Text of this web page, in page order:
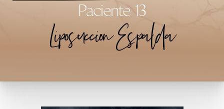
Paciente 13
Liposuccion Espalda
◑